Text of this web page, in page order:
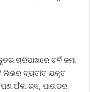
ଚାରିପାଖରେ ଚର୍ବି ଜମା
ଲିଭର ବ୍ୟତୀତ ଯକୃତ
ଅଁଳା ରସ, ପାଉଡର